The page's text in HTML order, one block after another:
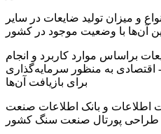
و میزان تولید ضایعات در سایر
آن‌ها با وضعیت موجود در کشور
براساس موارد کاربرد و انجام
اقتصادی به منظور سرمایه‌گذاری
اطلاعات و بانک اطلاعات صنعت
پورتال صنعت سنگ کشور